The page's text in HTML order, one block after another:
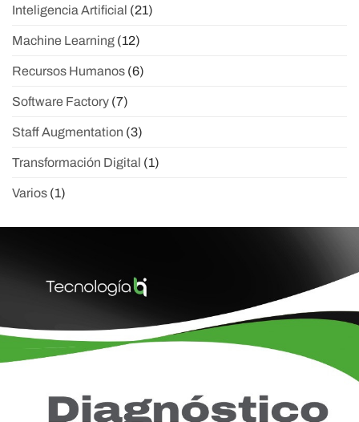
Inteligencia Artificial (21)
Machine Learning (12)
Recursos Humanos (6)
Software Factory (7)
Staff Augmentation (3)
Transformación Digital (1)
Varios (1)